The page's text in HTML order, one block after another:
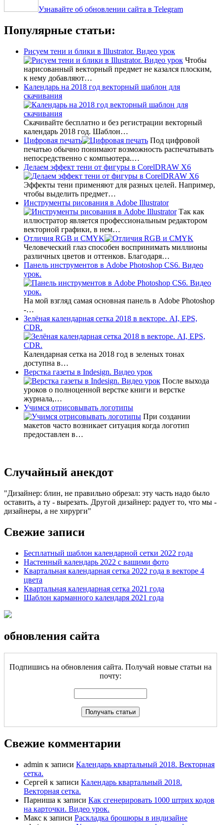
Узнавайте об обновлении сайта в Telegram
Популярные статьи:
Рисуем тени и блики в Illustrator. Видео урок
Чтобы
нарисованный векторный предмет не казался плоским,
к нему добавляют…
Календарь на 2018 год векторный шаблон для
скачивания
Скачивайте бесплатно и без регистрации векторный
календарь 2018 год. Шаблон…
Цифровая печать
Под цифровой
печатью обычно понимают возможность распечатывать
непосредственно с компьютера.…
Делаем эффект тени от фигуры в CorelDRAW X6
Эффекты тени применяют для разных целей. Например,
чтобы выделить предмет…
Инструменты рисования в Adobe Illustrator
Так как
иллюстратор является профессиональным редактором
векторной графики, в нем…
Отличия RGB и CMYK
Человеческий глаз способен воспринимать миллионы
различных цветов и оттенков. Благодаря…
Панель инструментов в Adobe Photoshop CS6. Видео
урок.
На мой взгляд самая основная панель в Adobe Photoshop
-…
Зелёная календарная сетка 2018 в векторе. AI, EPS,
CDR.
Календарная сетка на 2018 год в зеленых тонах
доступна в…
Верстка газеты в Indesign. Видео урок
После выхода
уроков о полноценной верстке книги и верстке
журнала,…
Учимся отрисовывать логотипы
При создании
макетов часто возникает ситуация когда логотип
предоставлен в…
Случайный анекдот
Дизайнер: блин, не правильно обрезал: эту часть надо было
оставить, а ту - вырезать. Другой дизайнер: радует то, что мы -
дизайнеры, а не хирурги
Свежие записи
Бесплатный шаблон календарной сетки 2022 года
Настенный календарь 2022 с вашими фото
Квартальная календарная сетка 2022 года в векторе 4
цвета
Квартальная календарная сетка 2021 года
Шаблон карманного календаря 2021 года
обновления сайта
Подпишись на обновления сайта. Получай новые статьи на
почту:
Свежие комментарии
admin к записи Календарь квартальный 2018. Векторная
сетка.
Сергей к записи Календарь квартальный 2018.
Векторная сетка.
Парниша к записи Как сгенерировать 1000 штрих кодов
на карточки. Видео урок.
Макс к записи Раскладка брошюры в индизайне